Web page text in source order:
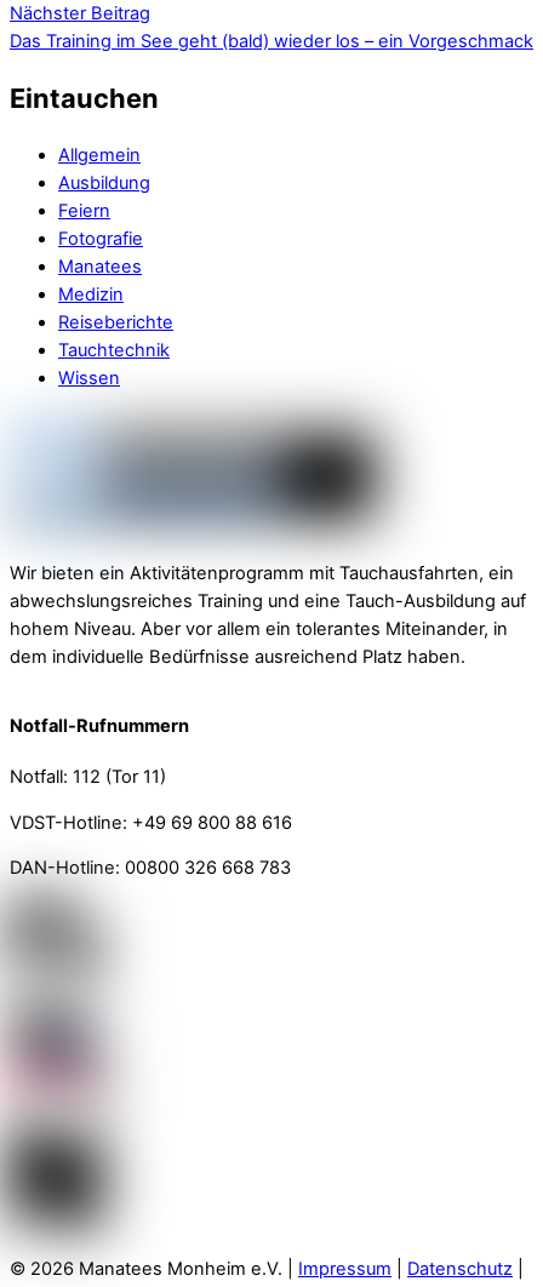
Nächster Beitrag
Das Training im See geht (bald) wieder los – ein Vorgeschmack
Eintauchen
Allgemein
Ausbildung
Feiern
Fotografie
Manatees
Medizin
Reiseberichte
Tauchtechnik
Wissen
Wir bieten ein Aktivitätenprogramm mit Tauchausfahrten, ein
abwechslungsreiches Training und eine Tauch-Ausbildung auf
hohem Niveau. Aber vor allem ein tolerantes Miteinander, in
dem individuelle Bedürfnisse ausreichend Platz haben.
Notfall-Rufnummern
Notfall: 112 (Tor 11)
VDST-Hotline: +49 69 800 88 616
DAN-Hotline: 00800 326 668 783
© 2026 Manatees Monheim e.V. | Impressum Datenschutz